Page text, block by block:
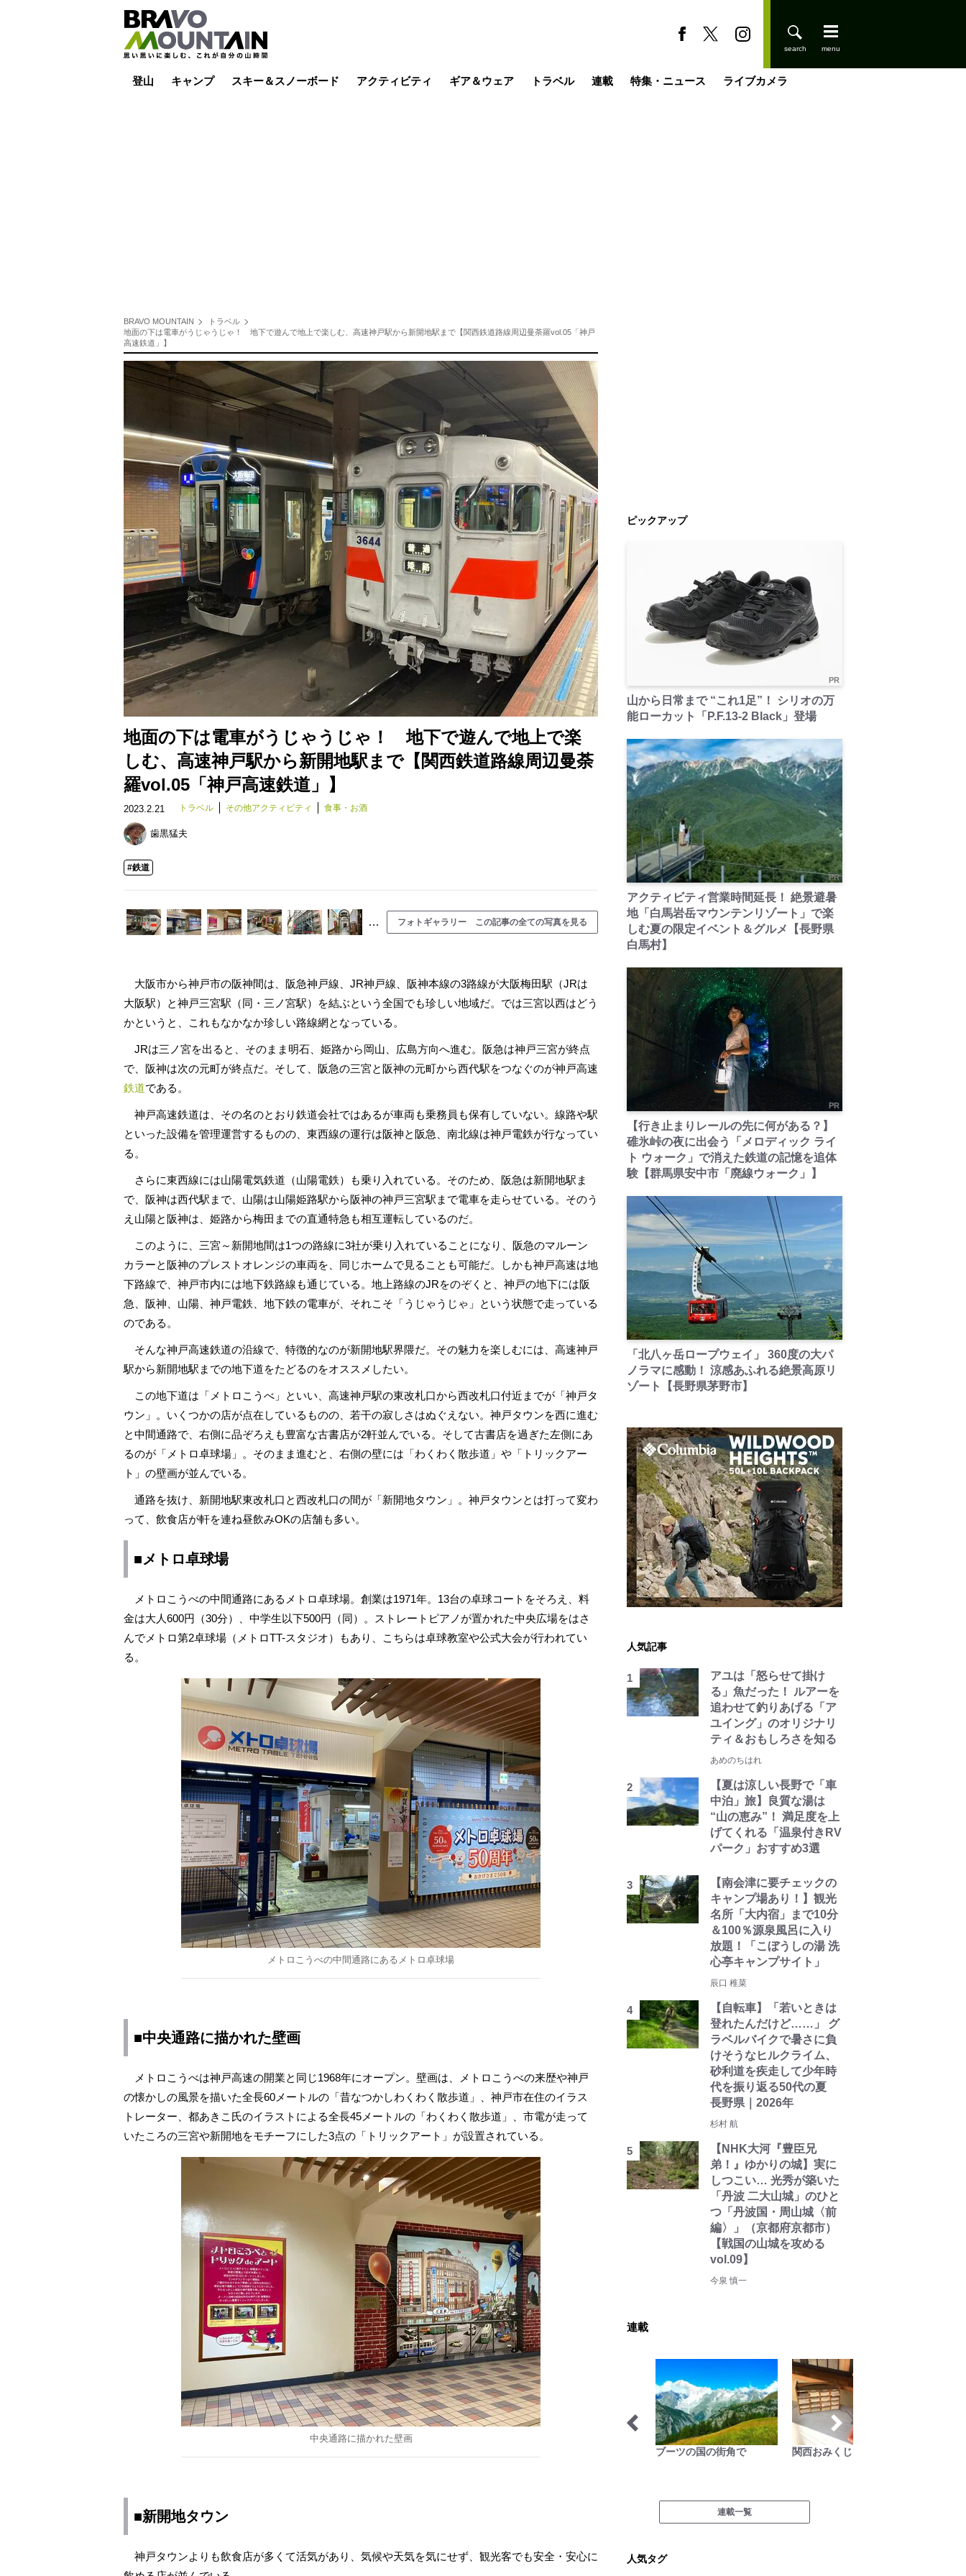
登山 キャンプ スキー＆スノーボード アクティビティ ギア＆ウェア トラベル 連載 特集・ニュース ライブカメラ
BRAVO MOUNTAIN
トラベル
地面の下は電車がうじゃうじゃ！ 地下で遊んで地上で楽しむ、高速神戸駅から新開地駅まで【関西鉄道路線周辺曼荼羅vol.05「神戸
高速鉄道」】
地面の下は電車がうじゃうじゃ！ 地下で遊んで地上で楽
しむ、高速神戸駅から新開地駅まで【関西鉄道路線周辺曼荼
羅vol.05「神戸高速鉄道」】
2023.2.21 トラベル その他アクティビティ 食事・お酒
歯黒猛夫
#鉄道
… フォトギャラリー この記事の全ての写真を見る
大阪市から神戸市の阪神間は、阪急神戸線、JR神戸線、阪神本線の3路線が大阪梅田駅（JRは
大阪駅）と神戸三宮駅（同・三ノ宮駅）を結ぶという全国でも珍しい地域だ。では三宮以西はどう
かというと、これもなかなか珍しい路線網となっている。
JRは三ノ宮を出ると、そのまま明石、姫路から岡山、広島方向へ進む。阪急は神戸三宮が終点
で、阪神は次の元町が終点だ。そして、阪急の三宮と阪神の元町から西代駅をつなぐのが神戸高速
鉄道である。
神戸高速鉄道は、その名のとおり鉄道会社ではあるが車両も乗務員も保有していない。線路や駅
といった設備を管理運営するものの、東西線の運行は阪神と阪急、南北線は神戸電鉄が行なってい
る。
さらに東西線には山陽電気鉄道（山陽電鉄）も乗り入れている。そのため、阪急は新開地駅ま
で、阪神は西代駅まで、山陽は山陽姫路駅から阪神の神戸三宮駅まで電車を走らせている。そのう
え山陽と阪神は、姫路から梅田までの直通特急も相互運転しているのだ。
このように、三宮～新開地間は1つの路線に3社が乗り入れていることになり、阪急のマルーン
カラーと阪神のプレストオレンジの車両を、同じホームで見ることも可能だ。しかも神戸高速は地
下路線で、神戸市内には地下鉄路線も通じている。地上路線のJRをのぞくと、神戸の地下には阪
急、阪神、山陽、神戸電鉄、地下鉄の電車が、それこそ「うじゃうじゃ」という状態で走っている
のである。
そんな神戸高速鉄道の沿線で、特徴的なのが新開地駅界隈だ。その魅力を楽しむには、高速神戸
駅から新開地駅までの地下道をたどるのをオススメしたい。
この地下道は「メトロこうべ」といい、高速神戸駅の東改札口から西改札口付近までが「神戸タ
ウン」。いくつかの店が点在しているものの、若干の寂しさはぬぐえない。神戸タウンを西に進む
と中間通路で、右側に品ぞろえも豊富な古書店が2軒並んでいる。そして古書店を過ぎた左側にあ
るのが「メトロ卓球場」。そのまま進むと、右側の壁には「わくわく散歩道」や「トリックアー
ト」の壁画が並んでいる。
通路を抜け、新開地駅東改札口と西改札口の間が「新開地タウン」。神戸タウンとは打って変わ
って、飲食店が軒を連ね昼飲みOKの店舗も多い。
■メトロ卓球場
メトロこうべの中間通路にあるメトロ卓球場。創業は1971年。13台の卓球コートをそろえ、料
金は大人600円（30分）、中学生以下500円（同）。ストレートピアノが置かれた中央広場をはさ
んでメトロ第2卓球場（メトロTT-スタジオ）もあり、こちらは卓球教室や公式大会が行われてい
る。
メトロこうべの中間通路にあるメトロ卓球場
■中央通路に描かれた壁画
メトロこうべは神戸高速の開業と同じ1968年にオープン。壁画は、メトロこうべの来歴や神戸
の懐かしの風景を描いた全長60メートルの「昔なつかしわくわく散歩道」、神戸市在住のイラス
トレーター、都あきこ氏のイラストによる全長45メートルの「わくわく散歩道」、市電が走って
いたころの三宮や新開地をモチーフにした3点の「トリックアート」が設置されている。
中央通路に描かれた壁画
■新開地タウン
神戸タウンよりも飲食店が多くて活気があり、気候や天気を気にせず、観光客でも安全・安心に
ピックアップ
PR
山から日常まで “これ1足”！ シリオの万
能ローカット「P.F.13-2 Black」登場
PR
アクティビティ営業時間延長！ 絶景避暑
地「白馬岩岳マウンテンリゾート」で楽
しむ夏の限定イベント＆グルメ【長野県
白馬村】
PR
【行き止まりレールの先に何がある？】
碓氷峠の夜に出会う「メロディック ライ
ト ウォーク」で消えた鉄道の記憶を追体
験【群馬県安中市「廃線ウォーク」】
PR
「北八ヶ岳ロープウェイ」 360度の大パ
ノラマに感動！ 涼感あふれる絶景高原リ
ゾート【長野県茅野市】
人気記事
アユは「怒らせて掛け
る」魚だった！ ルアーを
追わせて釣りあげる「ア
ユイング」のオリジナリ
ティ＆おもしろさを知る
あめのちはれ
【夏は涼しい長野で「車
中泊」旅】良質な湯は
“山の恵み”！ 満足度を上
げてくれる「温泉付きRV
パーク」おすすめ3選
【南会津に要チェックの
キャンプ場あり！】観光
名所「大内宿」まで10分
＆100％源泉風呂に入り
放題！「こぼうしの湯 洗
心亭キャンプサイト」
辰口 稚菜
【自転車】「若いときは
登れたんだけど……」 グ
ラベルバイクで暑さに負
けそうなヒルクライム、
砂利道を疾走して少年時
代を振り返る50代の夏
長野県｜2026年
杉村 航
【NHK大河『豊臣兄
弟！』ゆかりの城】実に
しつこい… 光秀が築いた
「丹波 二大山城」のひと
つ「丹波国・周山城〈前
編〉」（京都府京都市）
【戦国の山城を攻める
vol.09】
今泉 慎一
連載
ブーツの国の街角で 関西おみくじジャーニー
連載一覧
人気タグ